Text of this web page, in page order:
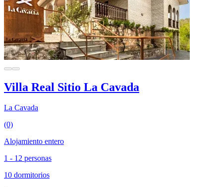
Villa Real Sitio La Cavada
La Cavada
(0)
Alojamiento entero
1 - 12 personas
10 dormitorios